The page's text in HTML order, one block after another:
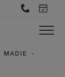
MADIE
-